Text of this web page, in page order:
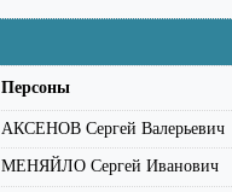
Персоны
АКСЕНОВ Сергей Валерьевич
МЕНЯЙЛО Сергей Иванович